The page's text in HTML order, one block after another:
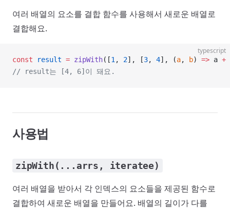
여러 배열의 요소를 결합 함수를 사용해서 새로운 배열로
결합해요.
typescript
const result = zipWith([1 , 2], [3, 4], (a, b) => a +
// result는 [4, 6]이 돼요.
사용법
zipWith(...arrs, iteratee)
여러 배열을 받아서 각 인덱스의 요소들을 제공된 함수로
결합하여 새로운 배열을 만들어요. 배열의 길이가 다를